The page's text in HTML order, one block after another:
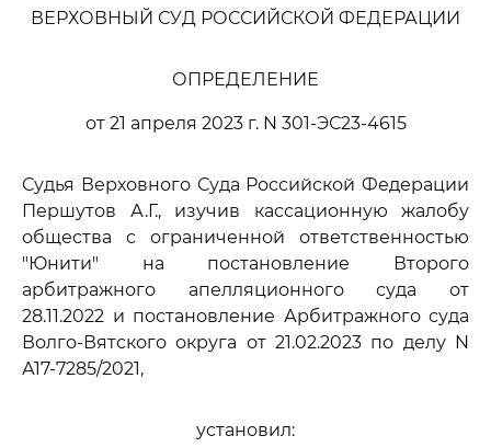
ВЕРХОВНЫЙ СУД РОССИЙСКОЙ ФЕДЕРАЦИИ
ОПРЕДЕЛЕНИЕ
от 21 апреля 2023 г. N 301-ЭС23-4615
Судья Верховного Суда Российской Федерации
Першутов А.Г., изучив кассационную жалобу
общества с ограниченной ответственностью
"Юнити" на постановление Второго
арбитражного апелляционного суда от
28.11.2022 и постановление Арбитражного суда
Волго-Вятского округа от 21.02.2023 по делу N
А17-7285/2021,
установил: